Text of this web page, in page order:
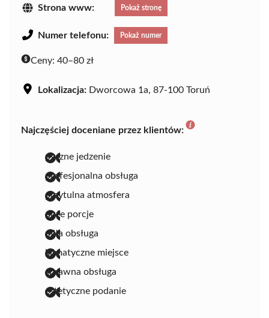
Strona www: Pokaż stronę
Numer telefonu: Pokaż numer
Ceny: 40–80 zł
Lokalizacja: Dworcowa 1a, 87-100 Toruń
Najczęściej doceniane przez klientów:
pyszne jedzenie
profesjonalna obsługa
przytulna atmosfera
duże porcje
miła obsługa
klimatyczne miejsce
sprawna obsługa
estetyczne podanie